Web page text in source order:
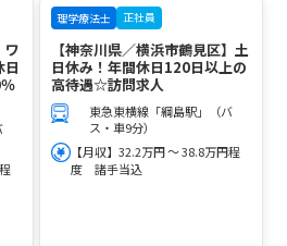
ワ
理学療法士 正社員
【神奈川県／横浜市鶴見区】土
日休み！年間休日120日以上の
高待遇☆訪問求人
東急東横線「綱島駅」（バ
ス・車9分）
【月収】32.2万円 ～ 38.8万円程
度 諸手当込